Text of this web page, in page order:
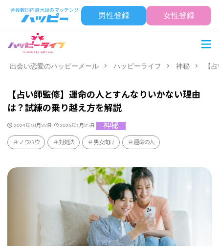
男性登録 女性登録
出会い恋愛のハッピーメール ハッピーライフ 神秘 【
【占い師監修】運命の人とすんなりいかない理由
は？試練の乗り越え方を解説
2024年10月22日 2026年1月25日 神秘
ノウハウ 対処法 男女向け 運命の人